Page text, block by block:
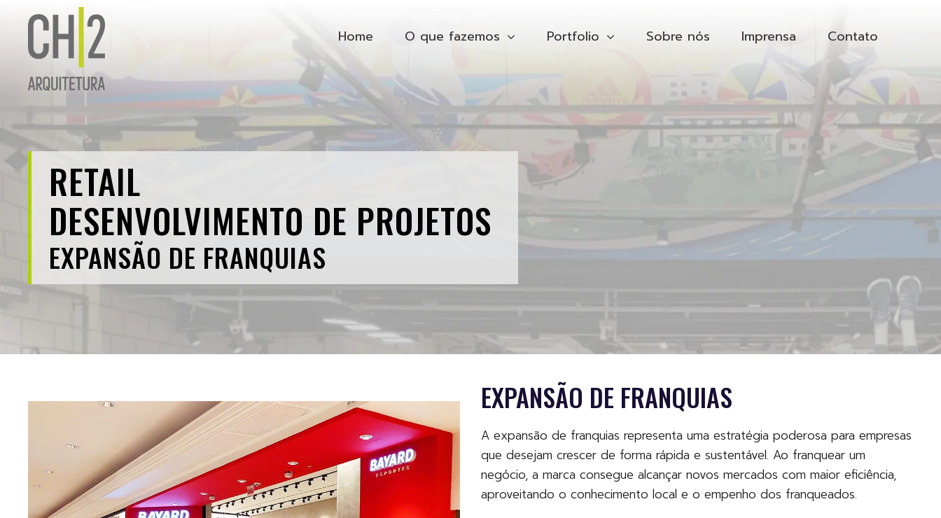
Home O que fazemos Portfolio Sobre nós Imprensa Contato
RETAIL
DESENVOLVIMENTO DE PROJETOS
EXPANSÃO DE FRANQUIAS
EXPANSÃO DE FRANQUIAS
A expansão de franquias representa uma estratégia poderosa para empresas
que desejam crescer de forma rápida e sustentável. Ao franquear um
negócio, a marca consegue alcançar novos mercados com maior eficiência,
aproveitando o conhecimento local e o empenho dos franqueados.